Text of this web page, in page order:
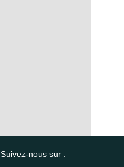
Suivez-nous sur :